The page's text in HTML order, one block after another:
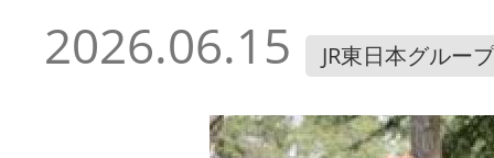
2026.06.15 JR東日本グループ